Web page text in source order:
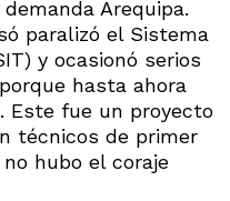
Arequipa.
paralizó el Sistema
y ocasionó serios
hasta ahora
Este fue un proyecto
técnicos de primer
hubo el coraje